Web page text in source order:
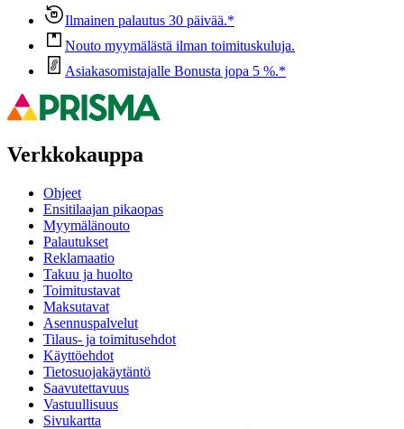
Ilmainen palautus 30 päivää.*
Nouto myymälästä ilman toimituskuluja.
Asiakasomistajalle Bonusta jopa 5 %.*
Verkkokauppa
Ohjeet
Ensitilaajan pikaopas
Myymälänouto
Palautukset
Reklamaatio
Takuu ja huolto
Toimitustavat
Maksutavat
Asennuspalvelut
Tilaus- ja toimitusehdot
Käyttöehdot
Tietosuojakäytäntö
Saavutettavuus
Vastuullisuus
Sivukartta